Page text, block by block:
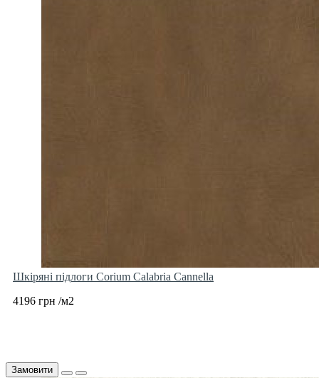
Шкіряні підлоги Corium Calabria Cannella
4196 грн /м2
Замовити